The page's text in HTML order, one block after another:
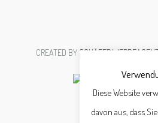
CREATED BYSCHÄFER
Diese Website
davon aus, dass